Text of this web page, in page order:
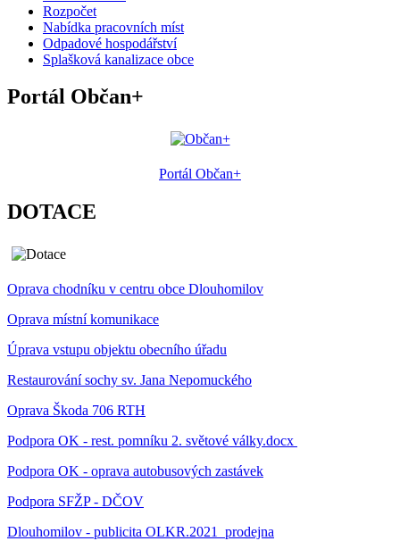
Rozpočet
Nabídka pracovních míst
Odpadové hospodářství
Splašková kanalizace obce
Portál Občan+
Portál Občan+
DOTACE
Oprava chodníku v centru obce Dlouhomilov
Oprava místní komunikace
Úprava vstupu objektu obecního úřadu
Restaurování sochy sv. Jana Nepomuckého
Oprava Škoda 706 RTH
Podpora OK - rest. pomníku 2. světové války.docx
Podpora OK - oprava autobusových zastávek
Podpora SFŽP - DČOV
Dlouhomilov - publicita OLKR.2021_prodejna